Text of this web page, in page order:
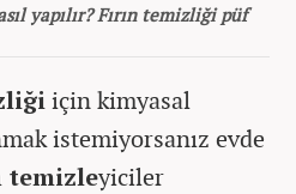
yapılır? Fırın temizliği püf
için kimyasal
istemiyorsanız evde
temizleyiciler